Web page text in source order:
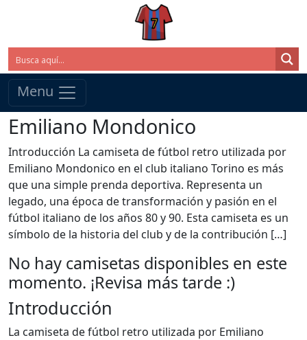
Menu
Emiliano Mondonico
Introducción La camiseta de fútbol retro utilizada por
Emiliano Mondonico en el club italiano Torino es más
que una simple prenda deportiva. Representa un
legado, una época de transformación y pasión en el
fútbol italiano de los años 80 y 90. Esta camiseta es un
símbolo de la historia del club y de la contribución […]
No hay camisetas disponibles en este
momento. ¡Revisa más tarde :)
Introducción
La camiseta de fútbol retro utilizada por Emiliano